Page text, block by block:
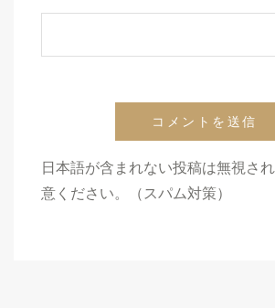
日本語が含まれない投稿は無視さ
意ください。（スパム対策）